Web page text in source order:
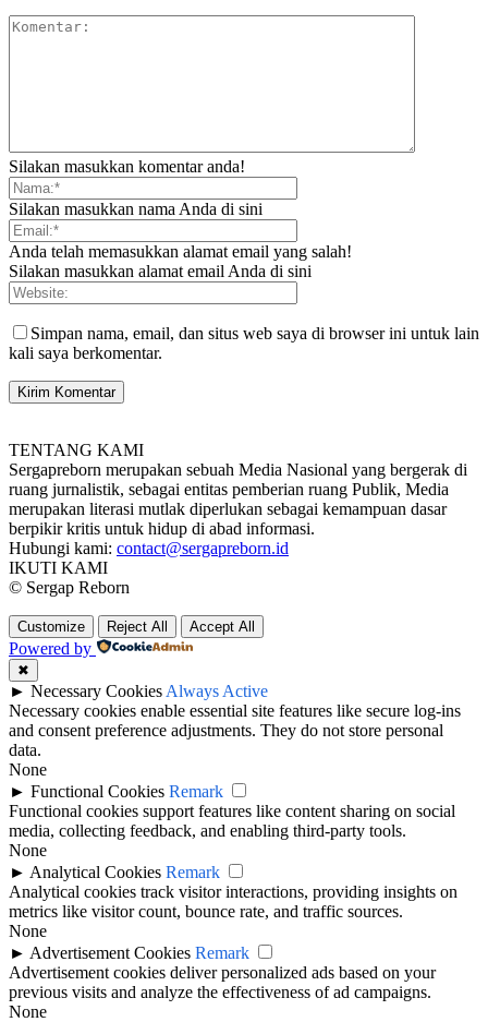
Silakan masukkan komentar anda!
Silakan masukkan nama Anda di sini
Anda telah memasukkan alamat email yang salah!
Silakan masukkan alamat email Anda di sini
Simpan nama, email, dan situs web saya di browser ini untuk lain
kali saya berkomentar.
TENTANG KAMI
Sergapreborn merupakan sebuah Media Nasional yang bergerak di
ruang jurnalistik, sebagai entitas pemberian ruang Publik, Media
merupakan literasi mutlak diperlukan sebagai kemampuan dasar
berpikir kritis untuk hidup di abad informasi.
Hubungi kami: contact@sergapreborn.id
IKUTI KAMI
© Sergap Reborn
Customize Reject All Accept All
Powered by
✖
► Necessary Cookies Always Active
Necessary cookies enable essential site features like secure log-ins
and consent preference adjustments. They do not store personal
data.
None
► Functional Cookies Remark
Functional cookies support features like content sharing on social
media, collecting feedback, and enabling third-party tools.
None
► Analytical Cookies Remark
Analytical cookies track visitor interactions, providing insights on
metrics like visitor count, bounce rate, and traffic sources.
None
► Advertisement Cookies Remark
Advertisement cookies deliver personalized ads based on your
previous visits and analyze the effectiveness of ad campaigns.
None